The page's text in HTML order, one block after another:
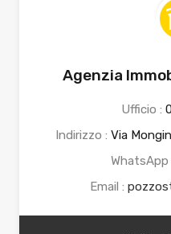
Agenzia
Ufficio :
Indirizzo : Via
WhatsApp
Email :